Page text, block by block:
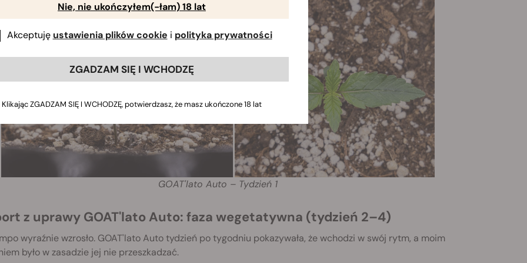
GOAT'lato Auto – Tydzień 1
z uprawy GOAT'lato Auto: faza wegetatywna (tydzień 2–4)
wyraźnie wzrosło. GOAT'lato Auto tydzień po tygodniu pokazywała, że wchodzi w swój rytm, a moim
było w zasadzie jej nie przeszkadzać.
Nie, nie ukończyłem(-łam) 18 lat
Akceptuję ustawienia plików cookie i polityka prywatności
ZGADZAM SIĘ I WCHODZĘ
Klikając ZGADZAM SIĘ I WCHODZĘ, potwierdzasz, że masz ukończone 18 lat